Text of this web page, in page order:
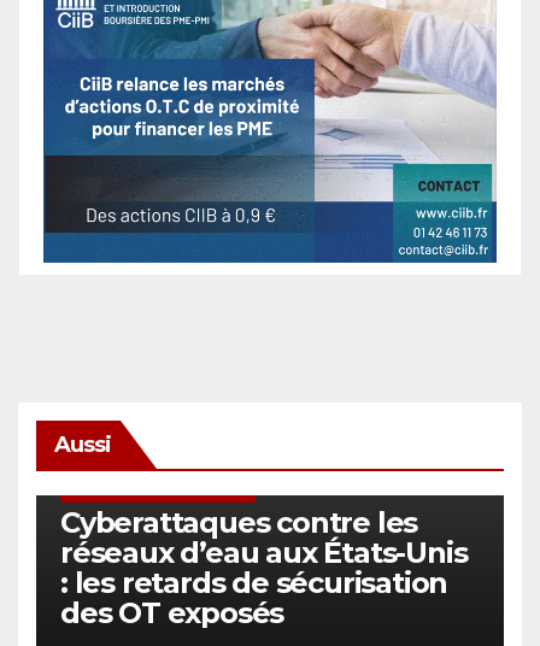
Aussi
Cyberattaques contre les
réseaux d’eau aux États-Unis
: les retards de sécurisation
des OT exposés